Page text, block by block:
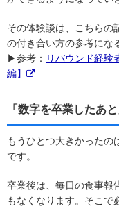
その体験談は、こちらの
の付き合い方の参考にな
▶参考： リバウンド経験
編】
「数字を卒業したあ
もうひとつ大きかったの
です。
卒業後は、毎日の食事報
もなくなります。そこで